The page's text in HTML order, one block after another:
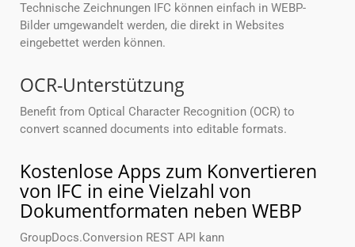
Technische Zeichnungen IFC können einfach in WEBP-
Bilder umgewandelt werden, die direkt in Websites
eingebettet werden können.
OCR-Unterstützung
Benefit from Optical Character Recognition (OCR) to
convert scanned documents into editable formats.
Kostenlose Apps zum Konvertieren
von IFC in eine Vielzahl von
Dokumentformaten neben WEBP
GroupDocs.Conversion REST API kann